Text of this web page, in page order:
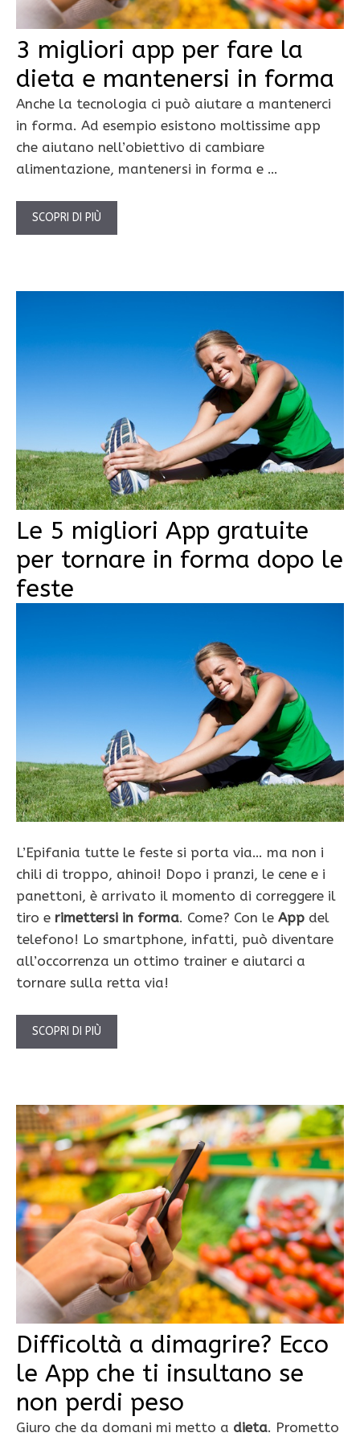
3 migliori app per fare la
dieta e mantenersi in forma
Anche la tecnologia ci può aiutare a mantenerci
in forma. Ad esempio esistono moltissime app
che aiutano nell’obiettivo di cambiare
alimentazione, mantenersi in forma e …
SCOPRI DI PIÙ
Le 5 migliori App gratuite
per tornare in forma dopo le
feste
L’Epifania tutte le feste si porta via… ma non i
chili di troppo, ahinoi! Dopo i pranzi, le cene e i
panettoni, è arrivato il momento di correggere il
tiro e rimettersi in forma. Come? Con le App del
telefono! Lo smartphone, infatti, può diventare
all’occorrenza un ottimo trainer e aiutarci a
tornare sulla retta via!
SCOPRI DI PIÙ
Difficoltà a dimagrire? Ecco
le App che ti insultano se
non perdi peso
Giuro che da domani mi metto a dieta. Prometto